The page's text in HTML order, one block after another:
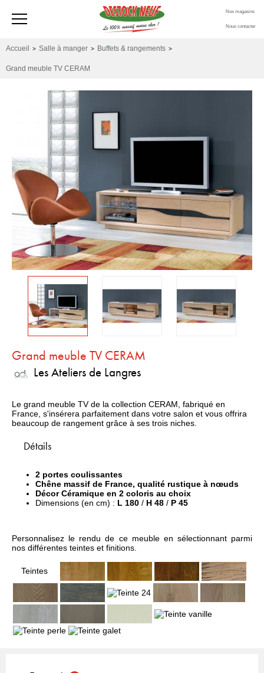
Nos magasins
Nous contacter
Accueil > Salle à manger > Buffets & rangements >
Grand meuble TV CERAM
Grand meuble TV CERAM
Les Ateliers de Langres
Le grand meuble TV de la collection CERAM, fabriqué en
France, s'insérera parfaitement dans votre salon et vous offrira
beaucoup de rangement grâce à ses trois niches.
Détails
2 portes coulissantes
Chêne massif de France, qualité rustique à nœuds
Décor Céramique en 2 coloris au choix
Dimensions (en cm) : L 180 / H 48 / P 45
Personnalisez le rendu de ce meuble en sélectionnant parmi
nos différentes teintes et finitions.
Teintes